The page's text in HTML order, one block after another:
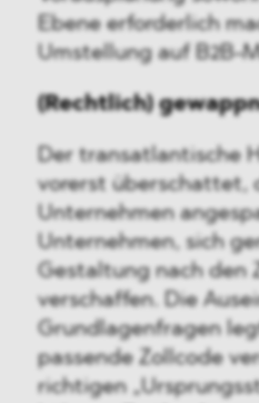
Ebene erforderlich
Umstellung auf B2B-
(Rechtlich)
Der transatlantische
vorerst überschattet,
Unternehmen
Unternehmen, sich
Gestaltung nach den
verschaffen. Die
Grundlagenfragen
passende Zollcode
richtigen